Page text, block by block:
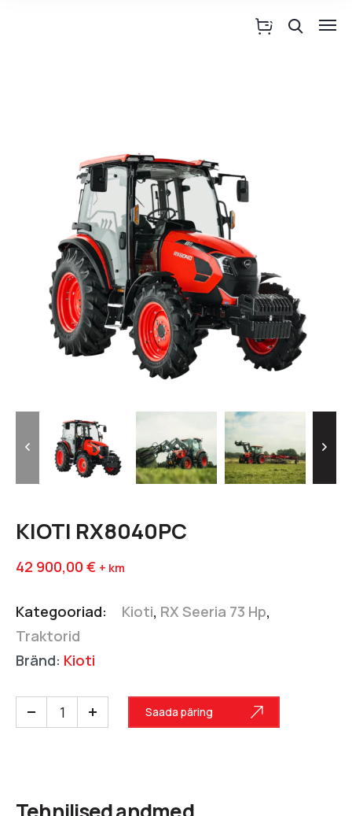
KIOTI RX8040PC
42 900,00 € + km
Kategooriad: Kioti, RX Seeria 73 Hp,
Traktorid
Bränd: Kioti
Saada päring